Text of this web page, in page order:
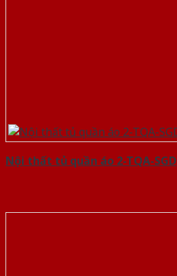
Nội thất tủ quần áo 2-TQA-SGD